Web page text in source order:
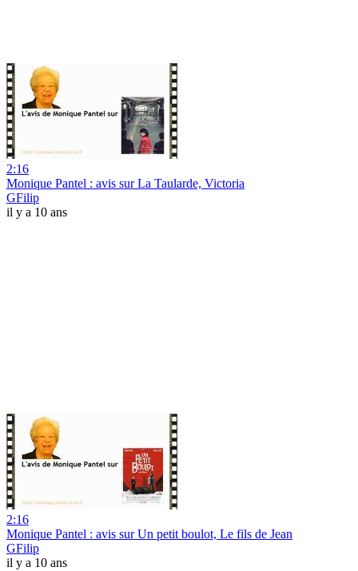
2:16
Monique Pantel : avis sur La Taularde, Victoria
GFilip
il y a 10 ans
2:16
Monique Pantel : avis sur Un petit boulot, Le fils de Jean
GFilip
il y a 10 ans